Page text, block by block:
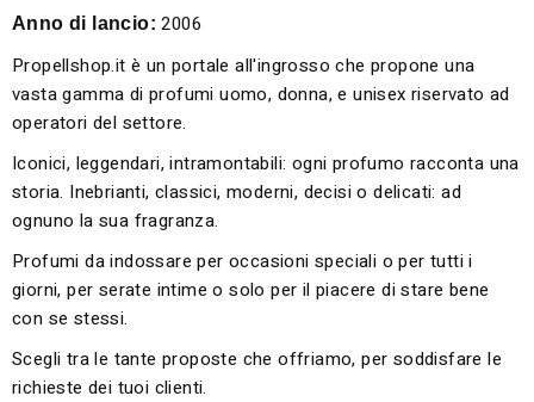
Anno di lancio:2006
Propellshop.it è un portale all'ingrosso che propone una
vasta gamma di profumi uomo, donna, e unisex riservato ad
operatori del settore.
Iconici, leggendari, intramontabili: ogni profumo racconta una
storia. Inebrianti, classici, moderni, decisi o delicati: ad
ognuno la sua fragranza.
Profumi da indossare per occasioni speciali o per tutti i
giorni, per serate intime o solo per il piacere di stare bene
con se stessi.
Scegli tra le tante proposte che offriamo, per soddisfare le
richieste dei tuoi clienti.